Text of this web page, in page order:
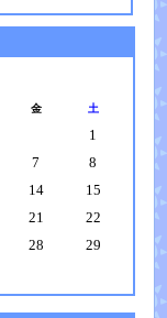
金 土
1
7
8
14
15
21
22
28
29